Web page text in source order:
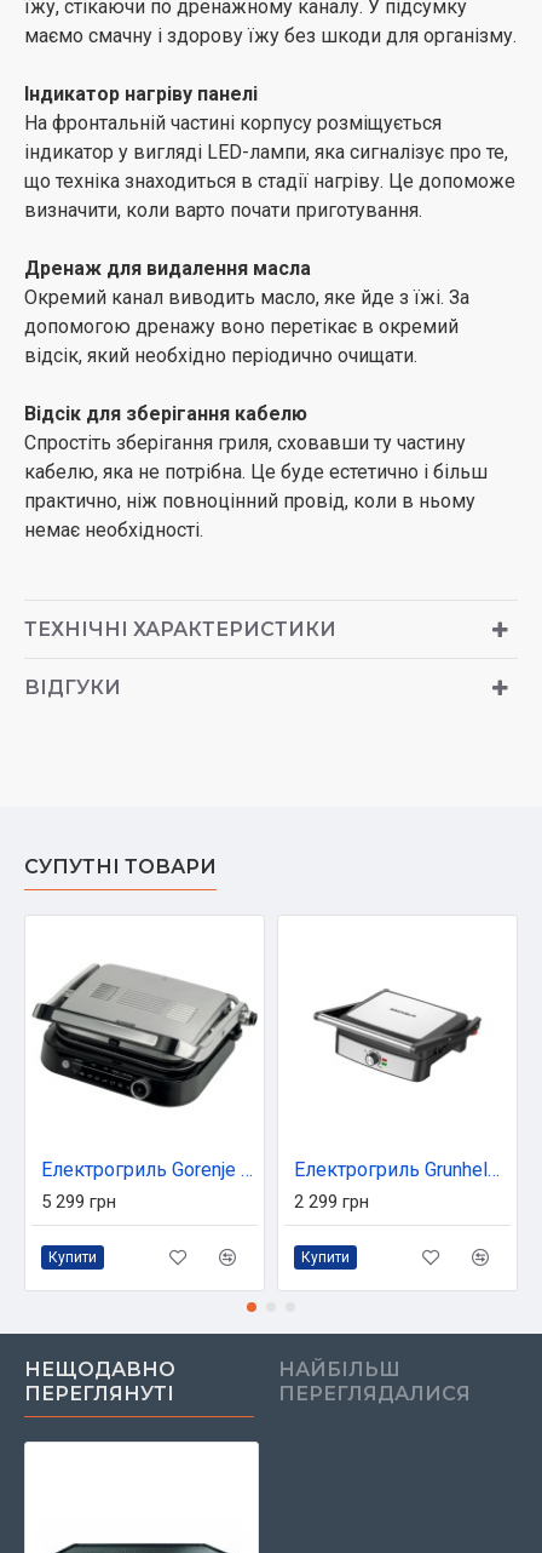
їжу, стікаючи по дренажному каналу. У підсумку
маємо смачну і здорову їжу без шкоди для організму.
Індикатор нагріву панелі
На фронтальній частині корпусу розміщується
індикатор у вигляді LED-лампи, яка сигналізує про те,
що техніка знаходиться в стадії нагріву. Це допоможе
визначити, коли варто почати приготування.
Дренаж для видалення масла
Окремий канал виводить масло, яке йде з їжі. За
допомогою дренажу воно перетікає в окремий
відсік, який необхідно періодично очищати.
Відсік для зберігання кабелю
Спростіть зберігання гриля, сховавши ту частину
кабелю, яка не потрібна. Це буде естетично і більш
практично, ніж повноцінний провід, коли в ньому
немає необхідності.
ТЕХНІЧНІ ХАРАКТЕРИСТИКИ
ВІДГУКИ
СУПУТНІ ТОВАРИ
Електрогриль Gorenje GCG2100S
5 299 грн
Купити
Електрогриль Grunhelm G2206
2 299 грн
Купити
НЕЩОДАВНО
ПЕРЕГЛЯНУТІ
НАЙБІЛЬШ
ПЕРЕГЛЯДАЛИСЯ